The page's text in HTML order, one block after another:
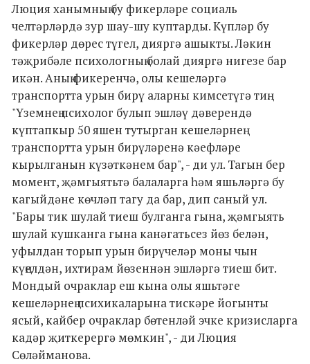
Люция ханымның бу фикерләре социаль
челтәрләрдә зур шау-шу куптарды. Күпләр бу
фикерләр дөрес түгел, дияргә ашыкты. Ләкин
тәҗрибәле психологның болай дияргә нигезе бар
икән. Аның фикеренчә, олы кешеләргә
транспортта урын бирү аларны кимсетүгә тиң.
"Үземнең психолог булып эшләү дәверендә
күптапкыр 50 яшен тутырган кешеләрнең
транспортта урын бирүләренә кәефләре
кырылганын күзәткәнем бар", - ди ул. Тагын бер
момент, җәмгыятьтә балаларга һәм яшьләргә бу
кагыйдәне көчләп тагу да бар, дип саный ул.
"Бары тик шулай тиеш булганга гына, җәмгыять
шулай кушканга гына канәгатьсез йөз белән,
уфылдан торып урын бирүчеләр моны чын
күңелдән, ихтирам йөзеннән эшләргә тиеш бит.
Мондый очраклар еш кына олы яшьтәге
кешеләрнең психикаларына тискәре йогынты
ясый, кайбер очраклар бөтенләй эчке кризисларга
кадәр җиткерергә мөмкин", - ди Люция
Сөләйманова.